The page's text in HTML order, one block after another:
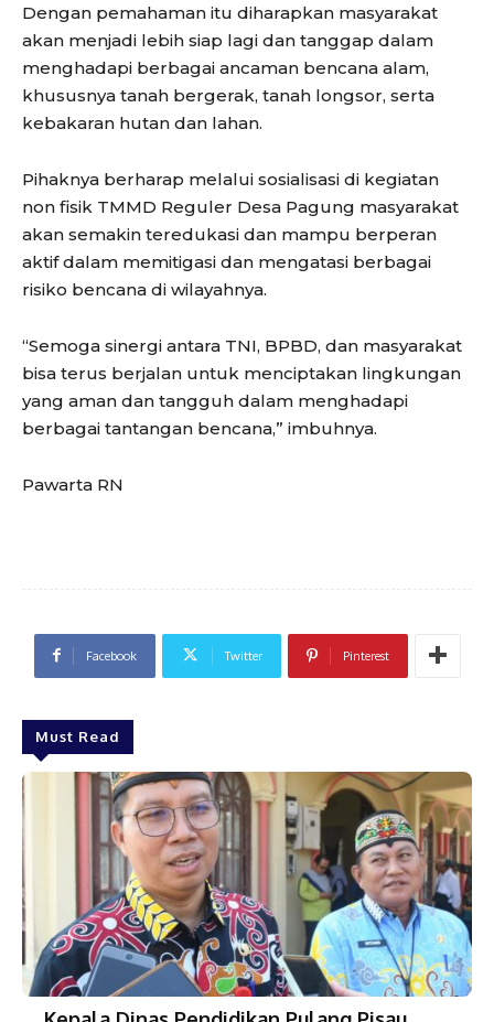
Dengan pemahaman itu diharapkan masyarakat
akan menjadi lebih siap lagi dan tanggap dalam
menghadapi berbagai ancaman bencana alam,
khususnya tanah bergerak, tanah longsor, serta
kebakaran hutan dan lahan.
Pihaknya berharap melalui sosialisasi di kegiatan
non fisik TMMD Reguler Desa Pagung masyarakat
akan semakin teredukasi dan mampu berperan
aktif dalam memitigasi dan mengatasi berbagai
risiko bencana di wilayahnya.
“Semoga sinergi antara TNI, BPBD, dan masyarakat
bisa terus berjalan untuk menciptakan lingkungan
yang aman dan tangguh dalam menghadapi
berbagai tantangan bencana,” imbuhnya.
Pawarta RN
Facebook Twitter Pinterest
Must Read